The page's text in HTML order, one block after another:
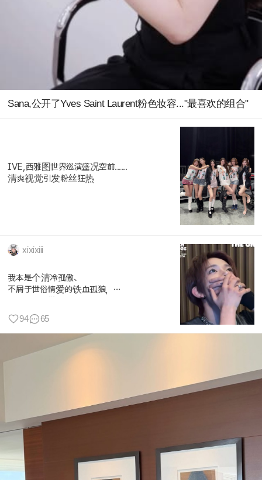
Sana,公开了Yves Saint Laurent粉色妆容..."最喜欢的组合"
IVE,西雅图世界巡演盛况空前......
清爽视觉引发粉丝狂热
xixixiii
我本是个清冷孤傲、
不屑于世俗情爱的铁血孤狼，
94 65